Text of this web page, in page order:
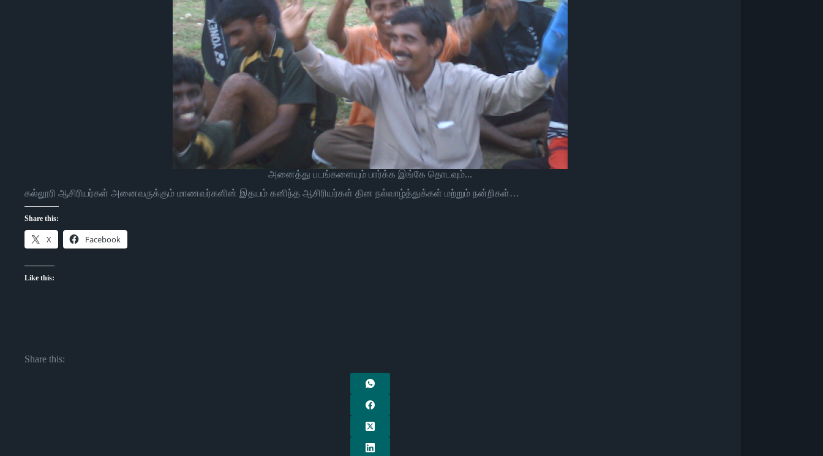
அனைத்து படங்களையும் பார்க்க இங்கே தொடவும்...
கல்லூரி ஆசிரியர்கள் அனைவருக்கும் மாணவர்களின் இதயம் கனிந்த ஆசிரியர்கள் தின நல்வாழ்த்துக்கள் மற்றும் நன்றிகள்…
Share this:
X Facebook
Like this:
Share this: